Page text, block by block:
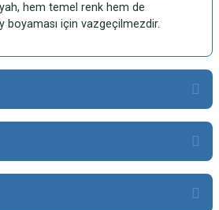
hem temel renk hem de
boyaması için vazgeçilmezdir.
ilk yorumu siz yapın!